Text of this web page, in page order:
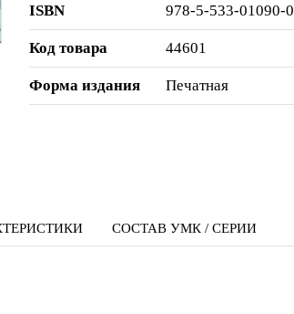
ISBN 978-5-533-01090-0
Код товара 44601
Форма издания Печатная
СОСТАВ УМК / СЕРИИ